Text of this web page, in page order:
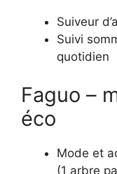
Suiveur
Suivi
quotidien
Faguo –
éco
Mode et
(1 arbre